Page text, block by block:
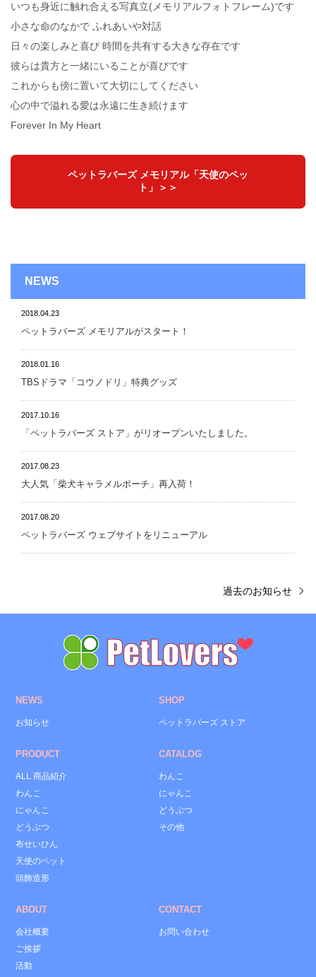
いつも身近に触れ合える写真立(メモリアルフォトフレーム)です
小さな命のなかで ふれあいや対話
日々の楽しみと喜び 時間を共有する大きな存在です
彼らは貴方と一緒にいることが喜びです
これからも傍に置いて大切にしてください
心の中で溢れる愛は永遠に生き続けます
Forever In My Heart
ペットラバーズ メモリアル「天使のペッ
ト」＞＞
NEWS
2018.04.23
ペットラバーズ メモリアルがスタート！
2018.01.16
TBSドラマ「コウノドリ」特典グッズ
2017.10.16
「ペットラバーズ ストア」がリオープンいたしました。
2017.08.23
大人気「柴犬キャラメルポーチ」再入荷！
2017.08.20
ペットラバーズ ウェブサイトをリニューアル
過去のお知らせ
NEWS
お知らせ
SHOP
ペットラバーズ ストア
PRODUCT
ALL 商品紹介
わんこ
にゃんこ
どうぶつ
布せいひん
天使のペット
頭飾造形
CATALOG
わんこ
にゃんこ
どうぶつ
その他
ABOUT
会社概要
ご挨拶
活動
CONTACT
お問い合わせ